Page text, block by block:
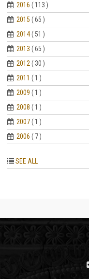
2016 ( 113 )
2015 ( 65 )
2014( 51 )
2013 ( 65 )
2012 ( 30 )
2011 ( 1 )
2009 ( 1 )
2008 ( 1 )
2007( 1 )
2006 ( 7 )
SEE ALL